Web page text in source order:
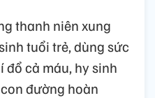
thanh niên xung
tuổi trẻ, dùng sức
đổ cả máu, hy sinh
đường hoàn